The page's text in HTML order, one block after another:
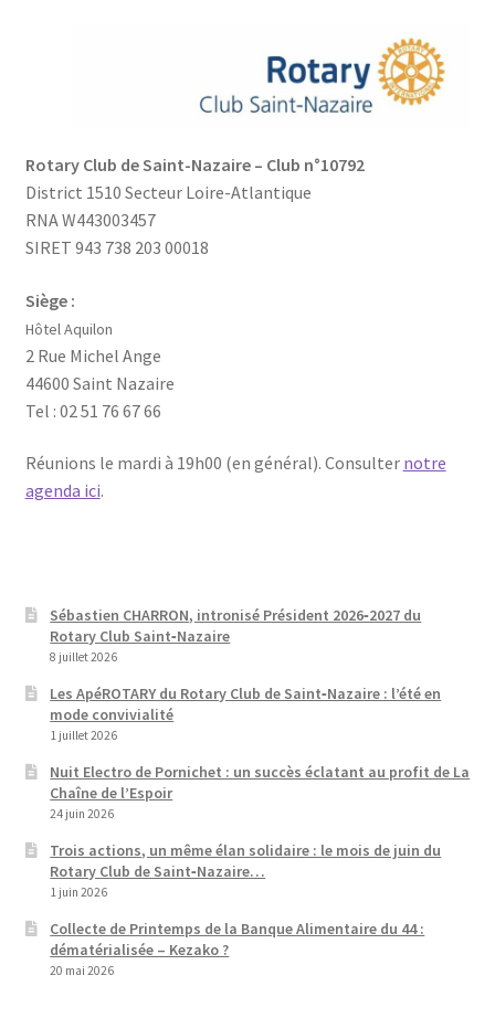
Rotary Club de Saint-Nazaire – Club n°10792
District 1510 Secteur Loire-Atlantique
RNA W443003457
SIRET 943 738 203 00018
Siège :
Hôtel Aquilon
2 Rue Michel Ange
44600 Saint Nazaire
Tel : 02 51 76 67 66
Réunions le mardi à 19h00 (en général). Consulter notre
agenda ici.
Sébastien CHARRON, intronisé Président 2026‑2027 du
Rotary Club Saint‑Nazaire
8 juillet 2026
Les ApéROTARY du Rotary Club de Saint‑Nazaire : l’été en
mode convivialité
1 juillet 2026
Nuit Electro de Pornichet : un succès éclatant au profit de La
Chaîne de l’Espoir
24 juin 2026
Trois actions, un même élan solidaire : le mois de juin du
Rotary Club de Saint‑Nazaire…
1 juin 2026
Collecte de Printemps de la Banque Alimentaire du 44 :
dématérialisée – Kezako ?
20 mai 2026